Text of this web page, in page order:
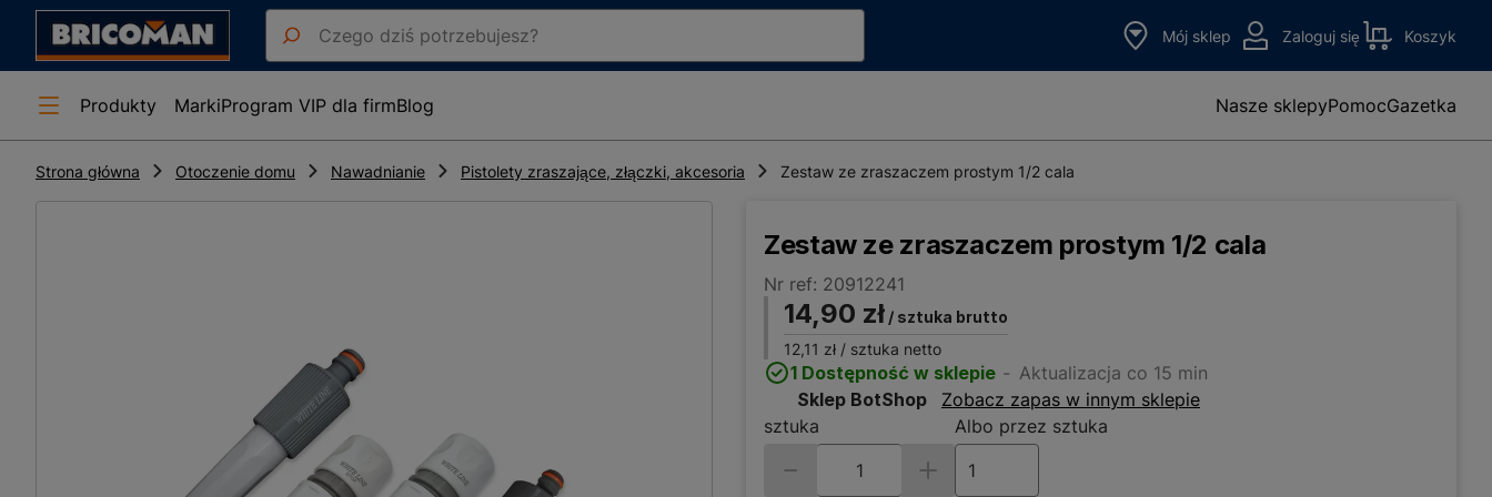
Mój sklep Zaloguj się Koszyk
Produkty MarkiProgram VIP dla firmBlog Nasze sklepyPomocGazetka
Strona główna Otoczenie domu Nawadnianie Pistolety zraszające, złączki, akcesoria Zestaw ze zraszaczem prostym 1/2 cala
Zestaw ze zraszaczem prostym 1/2 cala
Nr ref: 20912241
14,90 zł / sztuka brutto
12,11 zł / sztuka netto
1 Dostępność w sklepie
Aktualizacja co 15 min
Sklep BotShop
Zobacz zapas w innym sklepie
sztuka
Albo przez sztuka